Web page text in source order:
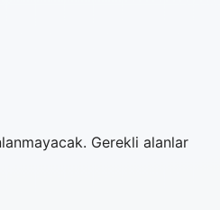
Gerekli alanlar